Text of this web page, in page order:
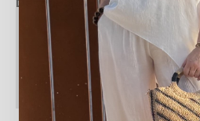
Descripción
Información adicional
Valoraciones (0)
Política de devoluciones